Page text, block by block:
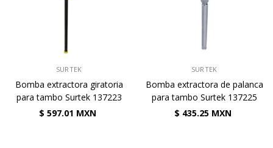
SURTEK
Bomba extractora giratoria
para tambo Surtek 137223
$ 597.01 MXN
SURTEK
Bomba extractora de palanca
para tambo Surtek 137225
$ 435.25 MXN